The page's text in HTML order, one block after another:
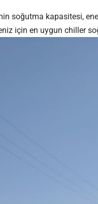
soğutma kapasitesi,
için en uygun chiller